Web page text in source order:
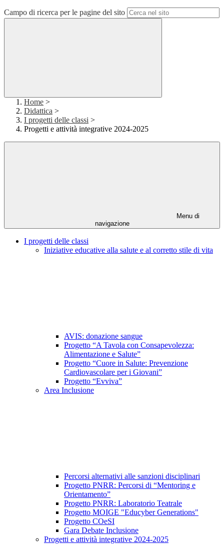
Campo di ricerca per le pagine del sito
Home >
Didattica >
I progetti delle classi >
Progetti e attività integrative 2024-2025
Menu di
navigazione
I progetti delle classi
Iniziative educative alla salute e al corretto stile di vita
AVIS: donazione sangue
Progetto “A Tavola con Consapevolezza:
Alimentazione e Salute”
Progetto “Cuore in Salute: Prevenzione
Cardiovascolare per i Giovani”
Progetto “Evviva”
Area Inclusione
Percorsi alternativi alle sanzioni disciplinari
Progetto PNRR: Percorsi di “Mentoring e
Orientamento”
Progetto PNRR: Laboratorio Teatrale
Progetto MOIGE "Educyber Generations"
Progetto COeSI
Gara Debate Inclusione
Progetti e attività integrative 2024-2025